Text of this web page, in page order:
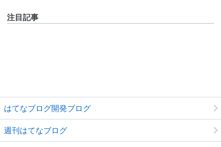
注目記事
はてなブログ開発ブログ
週刊はてなブログ